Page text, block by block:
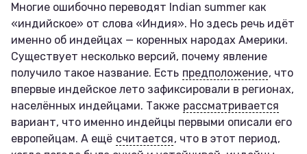
Многие ошибочно переводят Indian summer как
«индийское» от слова «Индия». Но здесь речь идёт
именно об индейцах — коренных народах Америки.
Существует несколько версий, почему явление
получило такое название. Есть предположение, что
впервые индейское лето зафиксировали в регионах,
населённых индейцами. Также рассматривается
вариант, что именно индейцы первыми описали его
европейцам. А ещё считается, что в этот период,